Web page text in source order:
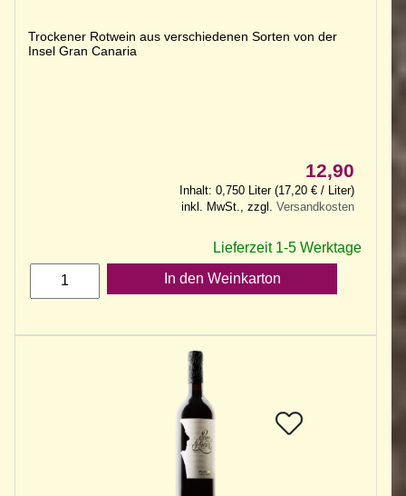
Trockener Rotwein aus verschiedenen Sorten von der
Insel Gran Canaria
12,90
Inhalt: 0,750 Liter (17,20 € / Liter)
inkl. MwSt., zzgl.Versandkosten
Lieferzeit 1-5 Werktage
In den Weinkarton